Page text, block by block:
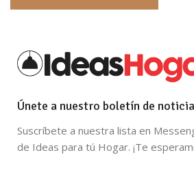
Únete a nuestro boletín de
Suscríbete a nuestra lista en
de Ideas para tú Hogar. ¡Te